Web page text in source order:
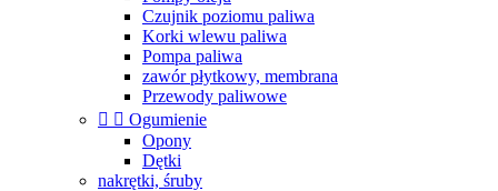
Czujnik poziomu paliwa
Korki wlewu paliwa
Pompa paliwa
zawór płytkowy, membrana
Przewody paliwowe
  Ogumienie
Opony
Dętki
nakrętki, śruby